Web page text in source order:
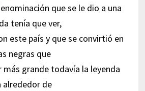
que se le dio a una
tenía que ver,
este país y que se convirtió en
negras que
más grande todavía la leyenda
alrededor de